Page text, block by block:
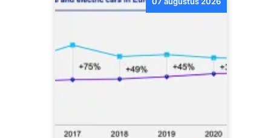
r
o
p
S
l